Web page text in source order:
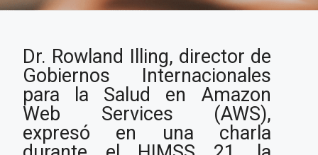
Amazon Web Services,
explica la importancia
del uso de la nube
para mejorar los
servicios de salud.
Dr. Rowland Illing, director de
Gobiernos Internacionales
para la Salud en Amazon
Web Services (AWS),
expresó en una charla